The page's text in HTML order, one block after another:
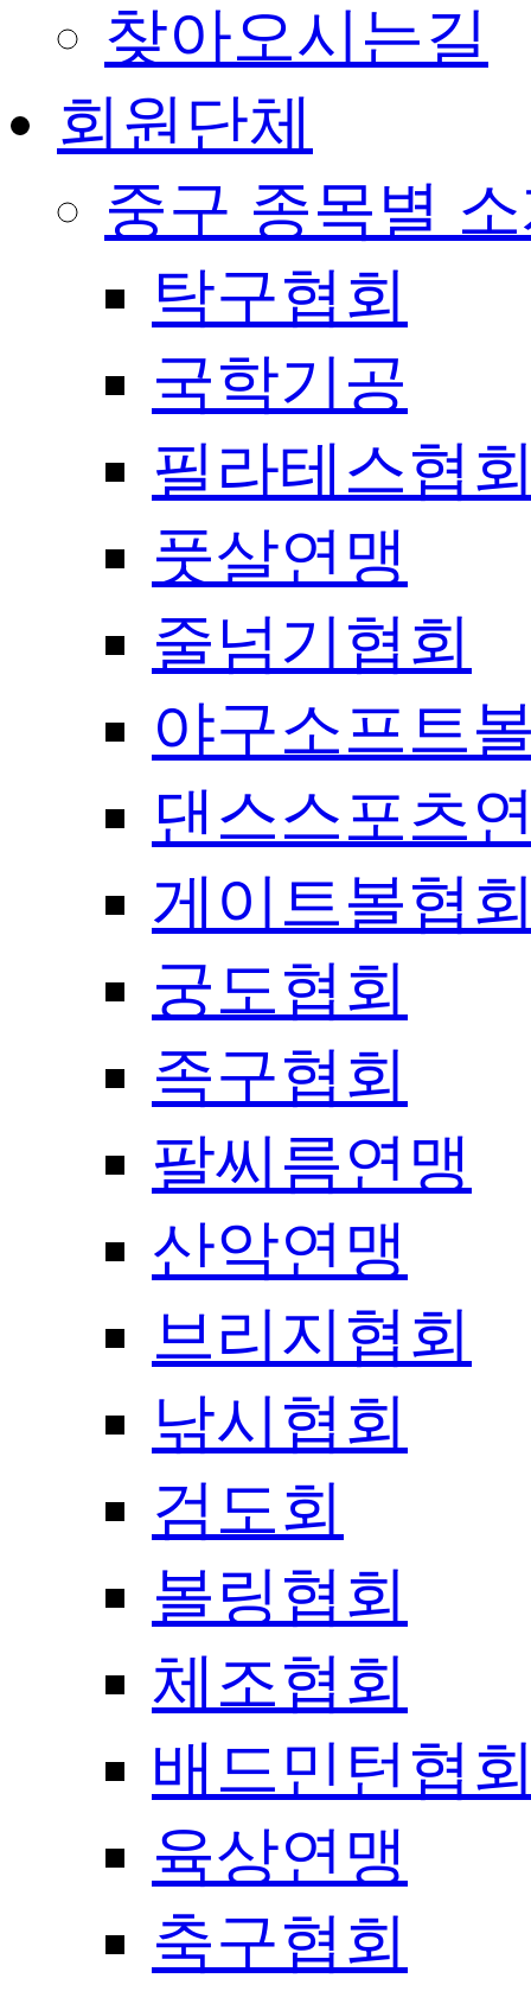
찾아오시는길
회원단체
중구 종목별
탁구협회
국학기공
필라테스협
풋살연맹
줄넘기협회
야구소프트
댄스스포츠
게이트볼협
궁도협회
족구협회
팔씨름연맹
산악연맹
브리지협회
낚시협회
검도회
볼링협회
체조협회
배드민턴협
육상연맹
축구협회